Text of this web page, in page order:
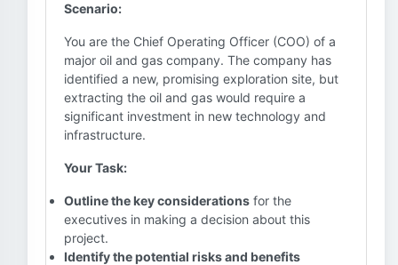
Scenario:
You are the Chief Operating Officer (COO) of a
major oil and gas company. The company has
identified a new, promising exploration site, but
extracting the oil and gas would require a
significant investment in new technology and
infrastructure.
Your Task:
Outline the key considerations for the
executives in making a decision about this
project.
Identify the potential risks and benefits